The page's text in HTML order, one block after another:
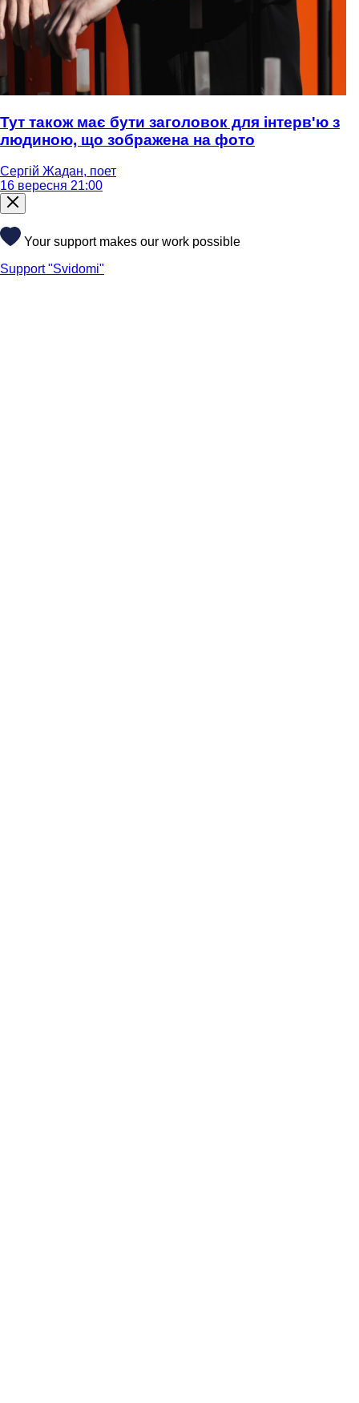
Тут також має бути заголовок для інтерв'ю з
людиною, що зображена на фото
Сергій Жадан, поет
16 вересня 21:00
Your support makes our work possible
Support "Svidomi"